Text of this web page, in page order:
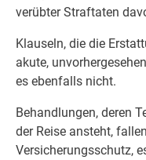
verübter Straftaten
Klauseln, die die
akute,
es ebenfalls nicht.
Behandlungen, deren
der Reise ansteht,
Versicherungsschutz,